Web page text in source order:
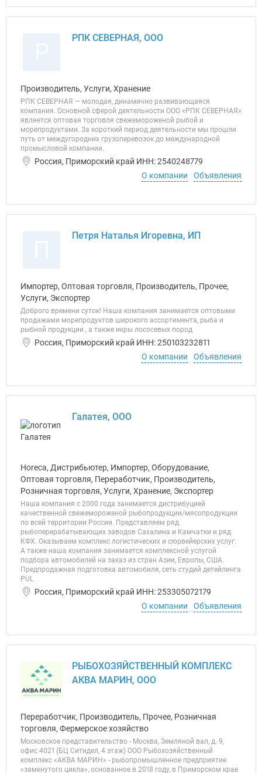
РПК СЕВЕРНАЯ, ООО
Производитель, Услуги, Хранение
РПК СЕВЕРНАЯ — молодая, динамично развивающаяся
компания. Основной сферой деятельности ООО «РПК СЕВЕРНАЯ»
является оптовая торговля свежемороженой рыбой и
морепродуктами. За короткий период деятельности мы прошли
путь от междугородних грузоперевозок до международной
промысловой компании.
Россия, Приморский край ИНН: 2540248779
О компании
Объявления
Петря Наталья Игоревна, ИП
Импортер, Оптовая торговля, Производитель, Прочее,
Услуги, Экспортер
Доброго времени суток! Наша компания занимается оптовыми
продажами морепродуктов широкого ассортимента, рыба и
рыбной продукции , а также икры лососевых пород
Россия, Приморский край ИНН: 250103232811
О компании
Объявления
Галатея, ООО
Horeca, Дистрибьютер, Импортер, Оборудование,
Оптовая торговля, Переработчик, Производитель,
Розничная торговля, Услуги, Хранение, Экспортер
Наша компания с 2000 года занимается дистрибуцией
качественной свежемороженой рыбопродукции/мясопродукции
по всей территории России. Представляем ряд
рыбоперерабатывающих заводов Сахалина и Камчатки и ряд
КФХ. Оказываем комплекс логистических и сюрвейерских услуг.
А также наша компания занимается комплексной услугой
подбора автомобилей на заказ из стран Азии, Европы, США.
Предпродажная подготовка автомобиля, сеть студий детейлинга
PUL
Россия, Приморский край ИНН: 253305072179
О компании
Объявления
РЫБОХОЗЯЙСТВЕННЫЙ КОМПЛЕКС
АКВА МАРИН, ООО
Переработчик, Производитель, Прочее, Розничная
торговля, Фермерское хозяйство
Московское представительство - Москва, Земляной вал, д. 9,
офис 4021 (БЦ Ситидел, 4 этаж) ООО Рыбохозяйственный
комплекс «АКВА МАРИН» - рыбопромышленное предприятие
«замкнутого цикла», основанное в 2018 году, в Приморском крае